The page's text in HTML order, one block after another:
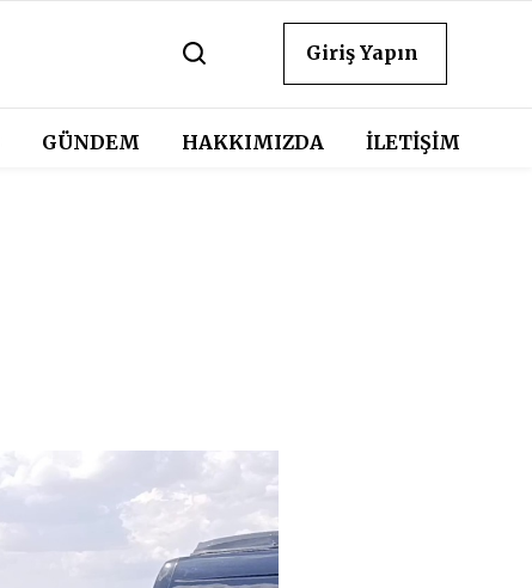
Giriş Yapın
GÜNDEM HAKKIMIZDA İLETİŞİM